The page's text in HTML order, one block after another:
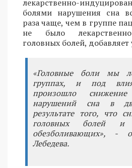
лекарственно-
болями нарушения сна
раза чаще, чем в группе
не было лекарственно-
головных болей, добавляет
«Головные боли мы
группах, и под
произошло снижение
нарушений сна в
результате того, что
головных болей и
обезболивающих», -
Лебедева.